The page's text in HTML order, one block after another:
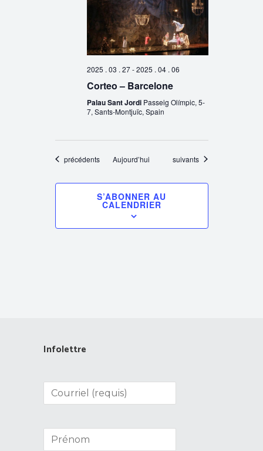
2025 . 03 . 27-2025 . 04 . 06
Corteo – Barcelone
Palau Sant Jordi Passeig Olímpic, 5-
7, Sants-Montjuïc, Spain
Évènements
précédents Aujourd’hui Évènements
suivants
S’ABONNER AU
CALENDRIER
Infolettre